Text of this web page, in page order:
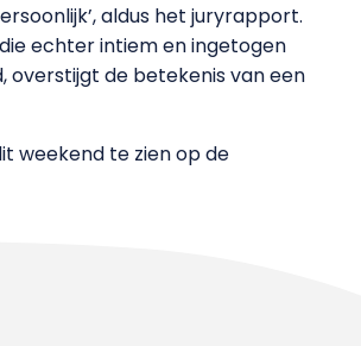
aldus het juryrapport.
echter intiem en ingetogen
overstijgt de betekenis van een
weekend te zien op de